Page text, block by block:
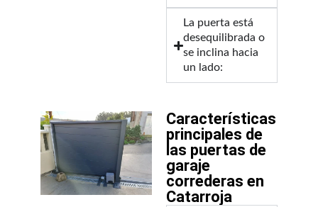
La puerta está
desequilibrada o
se inclina hacia
un lado:
Características
principales de
las puertas de
garaje
correderas en
Catarroja